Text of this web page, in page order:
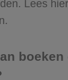
Lees
boeken